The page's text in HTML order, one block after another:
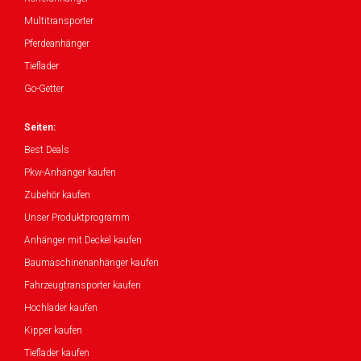
Multitransporter
Pferdeanhänger
Tieflader
Go-Getter
Seiten:
Best Deals
Pkw-Anhänger kaufen
Zubehör kaufen
Unser Produktprogramm
Anhänger mit Deckel kaufen
Baumaschinenanhänger kaufen
Fahrzeugtransporter kaufen
Hochlader kaufen
Kipper kaufen
Tieflader kaufen